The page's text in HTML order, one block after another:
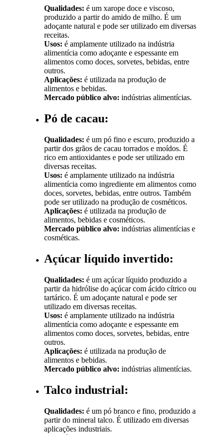
Qualidades: é um xarope doce e viscoso,
produzido a partir do amido de milho. É um
adoçante natural e pode ser utilizado em diversas
receitas.
Usos: é amplamente utilizado na indústria
alimentícia como adoçante e espessante em
alimentos como doces, sorvetes, bebidas, entre
outros.
Aplicações: é utilizada na produção de
alimentos e bebidas.
Mercado público alvo: indústrias alimentícias.
Pó de cacau:
Qualidades: é um pó fino e escuro, produzido a
partir dos grãos de cacau torrados e moídos. É
rico em antioxidantes e pode ser utilizado em
diversas receitas.
Usos: é amplamente utilizado na indústria
alimentícia como ingrediente em alimentos como
doces, sorvetes, bebidas, entre outros. Também
pode ser utilizado na produção de cosméticos.
Aplicações: é utilizada na produção de
alimentos, bebidas e cosméticos.
Mercado público alvo: indústrias alimentícias e
cosméticas.
Açúcar líquido invertido:
Qualidades: é um açúcar líquido produzido a
partir da hidrólise do açúcar com ácido cítrico ou
tartárico. É um adoçante natural e pode ser
utilizado em diversas receitas.
Usos: é amplamente utilizado na indústria
alimentícia como adoçante e espessante em
alimentos como doces, sorvetes, bebidas, entre
outros.
Aplicações: é utilizada na produção de
alimentos e bebidas.
Mercado público alvo: indústrias alimentícias.
Talco industrial:
Qualidades: é um pó branco e fino, produzido a
partir do mineral talco. É utilizado em diversas
aplicações industriais.